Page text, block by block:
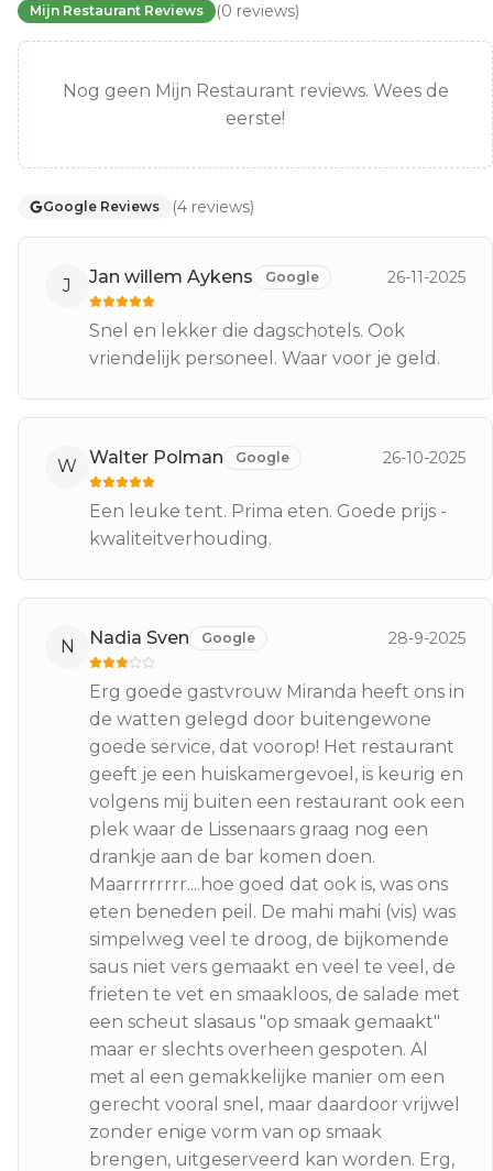
Mijn Restaurant Reviews (0 reviews)
Nog geen Mijn Restaurant reviews. Wees de
eerste!
Google Reviews (4 reviews)
J Jan willem Aykens Google 26-11-2025
Snel en lekker die dagschotels. Ook
vriendelijk personeel. Waar voor je geld.
W Walter Polman Google 26-10-2025
Een leuke tent. Prima eten. Goede prijs -
kwaliteitverhouding.
N Nadia Sven Google 28-9-2025
Erg goede gastvrouw Miranda heeft ons in
de watten gelegd door buitengewone
goede service, dat voorop! Het restaurant
geeft je een huiskamergevoel, is keurig en
volgens mij buiten een restaurant ook een
plek waar de Lissenaars graag nog een
drankje aan de bar komen doen.
Maarrrrrrrr....hoe goed dat ook is, was ons
eten beneden peil. De mahi mahi (vis) was
simpelweg veel te droog, de bijkomende
saus niet vers gemaakt en veel te veel, de
frieten te vet en smaakloos, de salade met
een scheut slasaus "op smaak gemaakt"
maar er slechts overheen gespoten. Al
met al een gemakkelijke manier om een
gerecht vooral snel, maar daardoor vrijwel
zonder enige vorm van op smaak
brengen, uitgeserveerd kan worden. Erg,